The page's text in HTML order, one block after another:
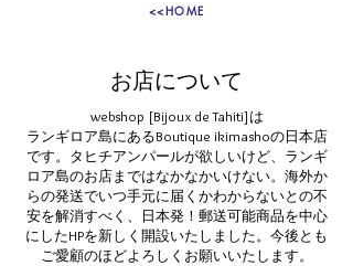
<<HOME
お店について
webshop [Bijoux de Tahiti]は
ランギロア島にあるBoutique ikimashoの日本店
です。タヒチアンパールが欲しいけど、ランギ
ロア島のお店まではなかなかいけない。海外か
らの発送でいつ手元に届くかわからないとの不
安を解消すべく、日本発！郵送可能商品を中心
にしたHPを新しく開設いたしました。今後とも
ご愛顧のほどよろしくお願いいたします。